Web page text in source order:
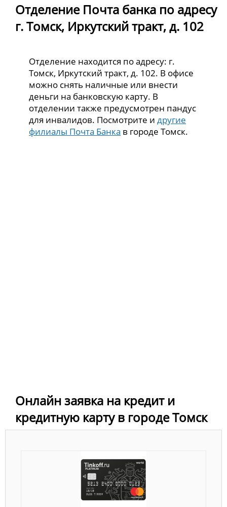
Отделение Почта банка по адресу
г. Томск, Иркутский тракт, д. 102
Отделение находится по адресу: г.
Томск, Иркутский тракт, д. 102. В офисе
можно снять наличные или внести
деньги на банковскую карту. В
отделении также предусмотрен пандус
для инвалидов. Посмотрите идругие
филиалы Почта Банка в городе Томск.
Онлайн заявка на кредит и
кредитную карту в городе Томск